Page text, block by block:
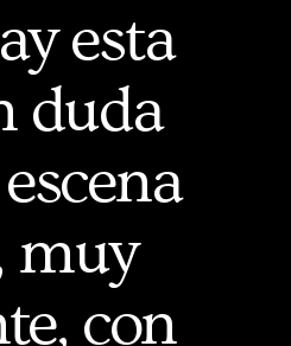
esta
duda
muy
con